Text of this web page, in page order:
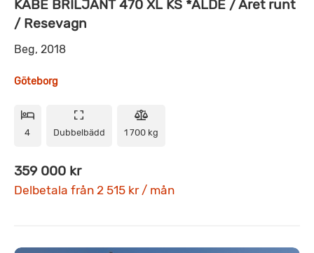
KABE BRILJANT 470 XL KS *ALDE / Året runt
/ Resevagn
Beg, 2018
Göteborg
4 Dubbelbädd 1 700 kg
359 000 kr
Delbetala från 2 515 kr / mån